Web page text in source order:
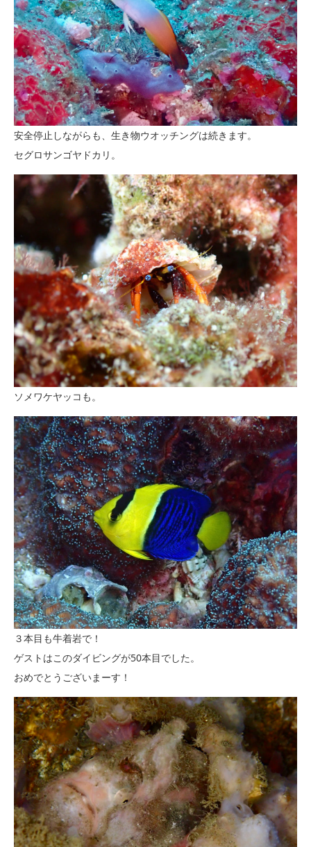
安全停止しながらも、生き物ウオッチングは続きます。
セグロサンゴヤドカリ。
ソメワケヤッコも。
３本目も牛着岩で！
ゲストはこのダイビングが50本目でした。
おめでとうございまーす！